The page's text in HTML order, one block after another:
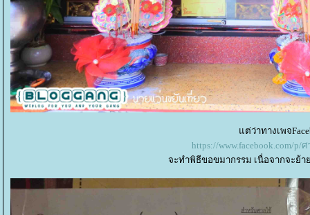
ต่ว่าทางเพจ
https://www.facebook.com/p/
จะทำพิธีขอขมากรรม เนื่อจากจะย้า